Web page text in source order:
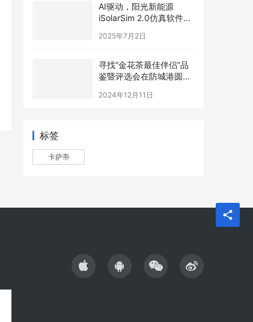
AI驱动，阳光新能源
iSolarSim 2.0仿真软件引
2025年7月2日
寻找“金花茶最佳伴侣”品
鉴暨评选会在防城港圆满
2024年12月11日
标签
卡萨帝